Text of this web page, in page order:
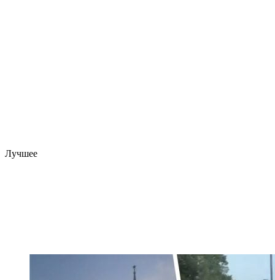
Лучшее